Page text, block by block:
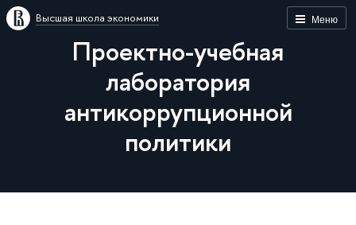
Меню
Высшая школа экономики
Проектно-учебная
лаборатория
антикоррупционной
политики